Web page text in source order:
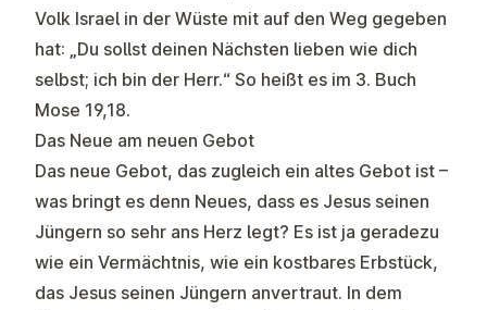
Volk Israel in der Wüste mit auf den Weg gegeben
hat: „Du sollst deinen Nächsten lieben wie dich
selbst; ich bin der Herr.“ So heißt es im 3. Buch
Mose 19,18.
Das Neue am neuen Gebot
Das neue Gebot, das zugleich ein altes Gebot ist –
was bringt es denn Neues, dass es Jesus seinen
Jüngern so sehr ans Herz legt? Es ist ja geradezu
wie ein Vermächtnis, wie ein kostbares Erbstück,
das Jesus seinen Jüngern anvertraut. In dem